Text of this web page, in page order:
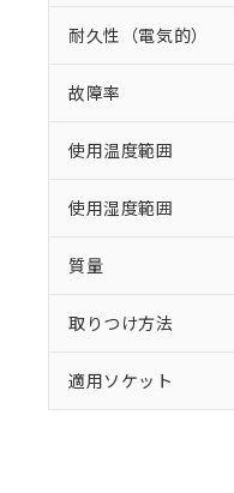
耐久性（電気的）
故障率
使用温度範囲
使用湿度範囲
質量
取りつけ方法
適用ソケット